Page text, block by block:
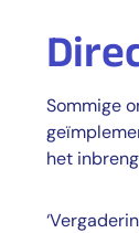
Sommige
het